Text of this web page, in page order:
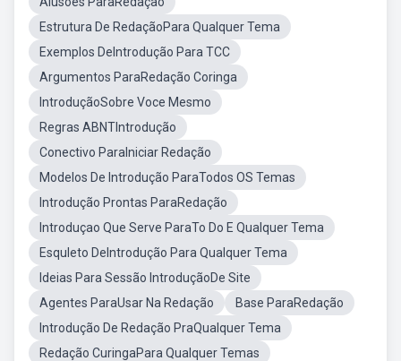
Estrutura De RedaçãoPara Qualquer Tema
Exemplos DeIntrodução Para TCC
Argumentos ParaRedação Coringa
IntroduçãoSobre Voce Mesmo
Regras ABNTIntrodução
Conectivo ParaIniciar Redação
Modelos De Introdução ParaTodos OS Temas
Introdução Prontas ParaRedação
Introduçao Que Serve ParaTo Do E Qualquer Tema
Esquleto DeIntrodução Para Qualquer Tema
Ideias Para Sessão IntroduçãoDe Site
Agentes ParaUsar Na Redação
Base ParaRedação
Introdução De Redação PraQualquer Tema
Redação CuringaPara Qualquer Temas